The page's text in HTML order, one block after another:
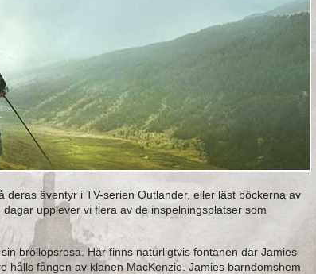
äventyr i TV-serien Outlander, eller läst böckerna av
upplever vi flera av de inspelningsplatser som
bröllopsresa. Här finns naturligtvis fontänen där Jamies
hålls fången av klanen MacKenzie. Jamies barndomshem